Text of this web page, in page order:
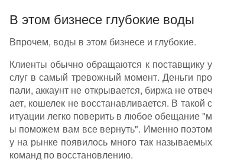
В этом бизнесе глубокие воды
Впрочем, воды в этом бизнесе и глубокие.
Клиенты обычно обращаются к поставщику у
слуг в самый тревожный момент. Деньги про
пали, аккаунт не открывается, биржа не отвеч
ает, кошелек не восстанавливается. В такой с
итуации легко поверить в любое обещание "м
ы поможем вам все вернуть". Именно поэтом
у на рынке появилось много так называемых
команд по восстановлению.